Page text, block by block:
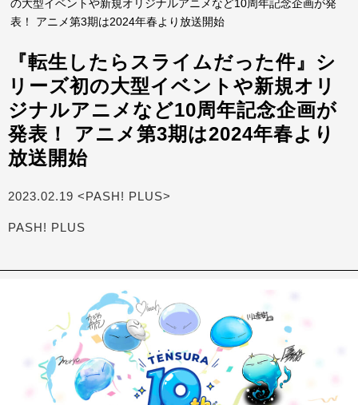
の大型イベントや新規オリジナルアニメなど10周年記念企画が発
表！ アニメ第3期は2024年春より放送開始
『転生したらスライムだった件』シ
リーズ初の大型イベントや新規オリ
ジナルアニメなど10周年記念企画が
発表！ アニメ第3期は2024年春より
放送開始
2023.02.19 <PASH! PLUS>
PASH! PLUS